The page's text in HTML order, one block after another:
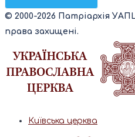
© 2000-2026 Патріархія
права захищені.
Київська церква